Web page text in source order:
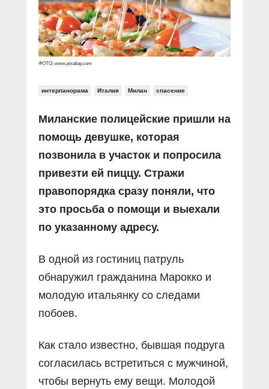
Социальные ролики
Документальные фильмы
Прямой разговор
В знании сила
Специальный репортаж
КиберПОСТОВОЙ
Газета «Щит и меч»
Журнал «Полиция России»
О ПОРТАЛЕ
Контакты
ФОТО: www.pixabay.com
интерпанорама Италия Милан спасение
Миланские полицейские пришли на
помощь девушке, которая
позвонила в участок и попросила
привезти ей пиццу. Стражи
правопорядка сразу поняли, что
это просьба о помощи и выехали
по указанному адресу.
В одной из гостиниц патруль
обнаружил гражданина Марокко и
молодую итальянку со следами
побоев.
Как стало известно, бывшая подруга
согласилась встретиться с мужчиной,
чтобы вернуть ему вещи. Молодой